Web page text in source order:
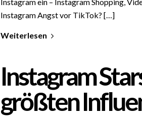
Instagram ein – Instagram Shopping,
Instagram Angst vor TikTok? […]
Weiterlesen
Instagram
größten